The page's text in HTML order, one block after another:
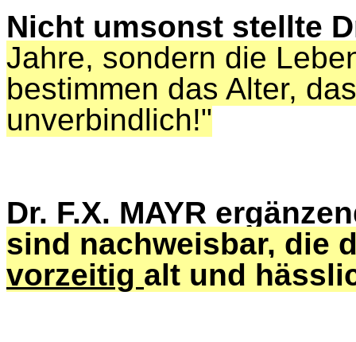
Nicht umsonst stellte
Jahre, sondern die
bestimmen das Alter,
unverbindlich!"
Dr. F.X. MAYR
sind nachweisbar, die
vorzeitig alt und